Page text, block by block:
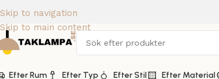
Skip to navigation
Skip to main content
Efter Rum Efter Typ Efter Stil Efter Material